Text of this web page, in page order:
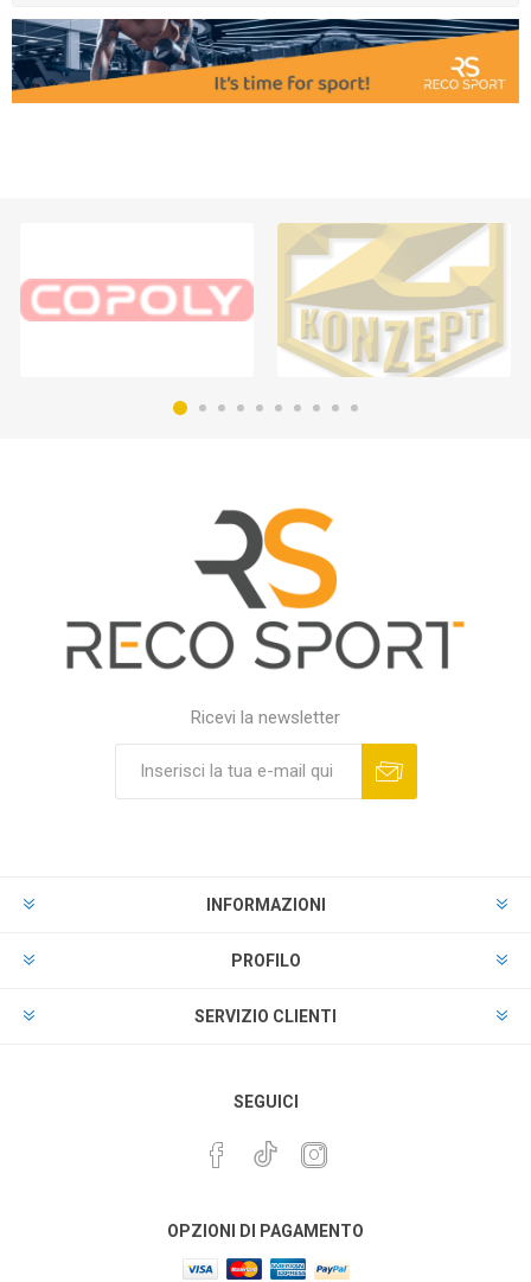
Ricevi la newsletter
INFORMAZIONI
PROFILO
SERVIZIO CLIENTI
SEGUICI
OPZIONI DI PAGAMENTO